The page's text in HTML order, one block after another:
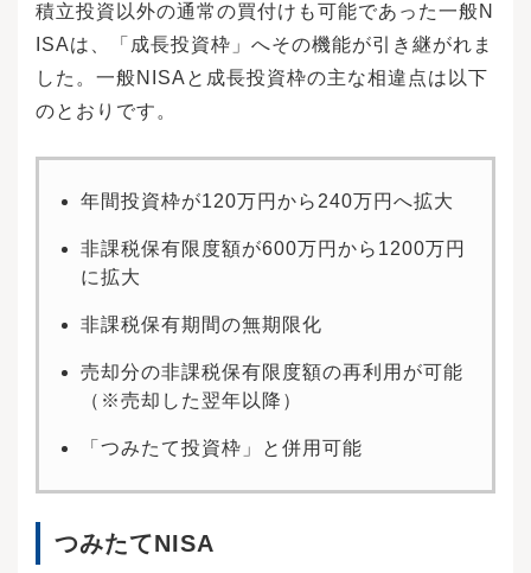
積立投資以外の通常の買付けも可能であった一般N
ISAは、「成長投資枠」へその機能が引き継がれま
した。一般NISAと成長投資枠の主な相違点は以下
のとおりです。
年間投資枠が120万円から240万円へ拡大
非課税保有限度額が600万円から1200万円
に拡大
非課税保有期間の無期限化
売却分の非課税保有限度額の再利用が可能
（※売却した翌年以降）
「つみたて投資枠」と併用可能
つみたてNISA